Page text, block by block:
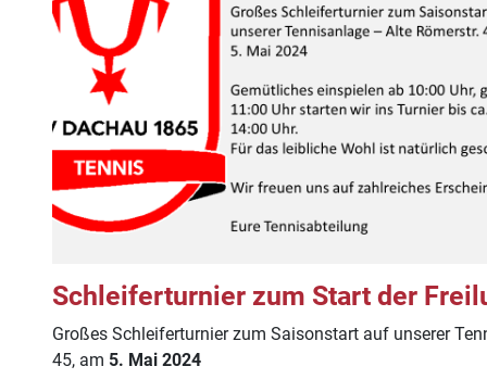
Schleiferturnier zum Start der
Großes Schleiferturnier zum Saisonstart auf unserer
45, am 5. Mai 2024